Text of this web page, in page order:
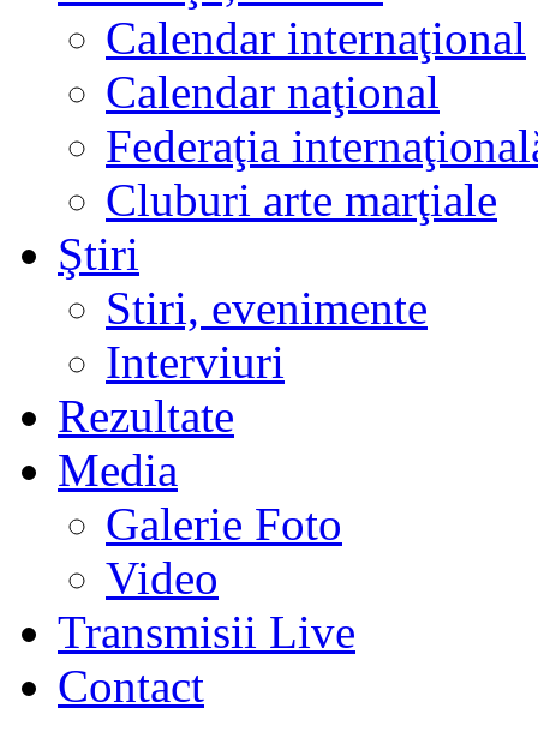
Calendar internaţional
Calendar naţional
Federaţia
Cluburi arte marţiale
Ştiri
Stiri, evenimente
Interviuri
Rezultate
Media
Galerie Foto
Video
Transmisii Live
Contact